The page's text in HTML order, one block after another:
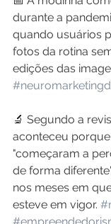
durante a
quando usuários
fotos da rotina
edições das
🔬 Segundo a
aconteceu
"começaram a
de forma
nos meses em
esteve em vigor.